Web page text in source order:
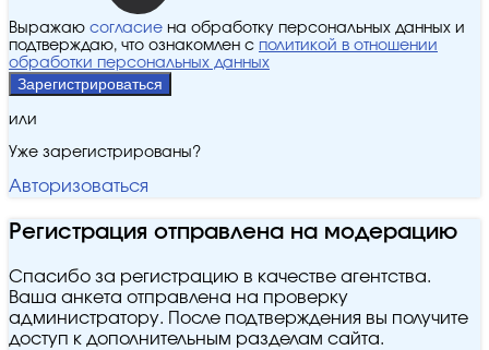
Выражаю согласие на обработку персональных данных и
подтверждаю, что ознакомлен с политикой в отношении
обработки персональных данных
Зарегистрироваться
или
Уже зарегистрированы?
Авторизоваться
Регистрация отправлена на модерацию
Спасибо за регистрацию в качестве агентства.
Ваша анкета отправлена на проверку
администратору. После подтверждения вы получите
доступ к дополнительным разделам сайта.